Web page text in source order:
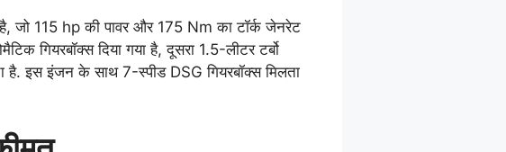
जो 115 hp की पावर और 175 Nm का टॉर्क जेनरेट
गियरबॉक्स दिया गया है, दूसरा 1.5-लीटर टर्बो
इस इंजन के साथ 7-स्पीड DSG गियरबॉक्स मिलता